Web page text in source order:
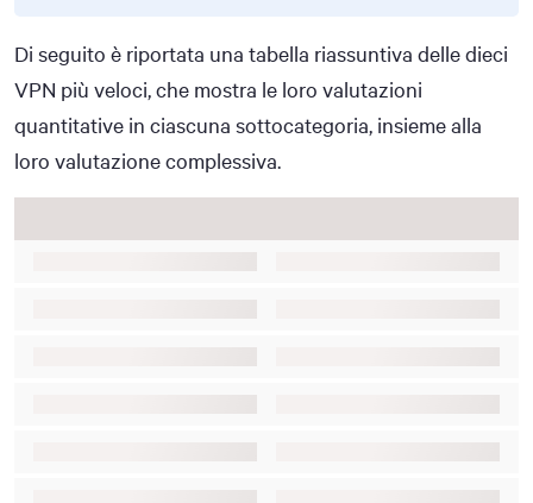
Di seguito è riportata una tabella riassuntiva delle dieci
VPN più veloci, che mostra le loro valutazioni
quantitative in ciascuna sottocategoria, insieme alla
loro valutazione complessiva.